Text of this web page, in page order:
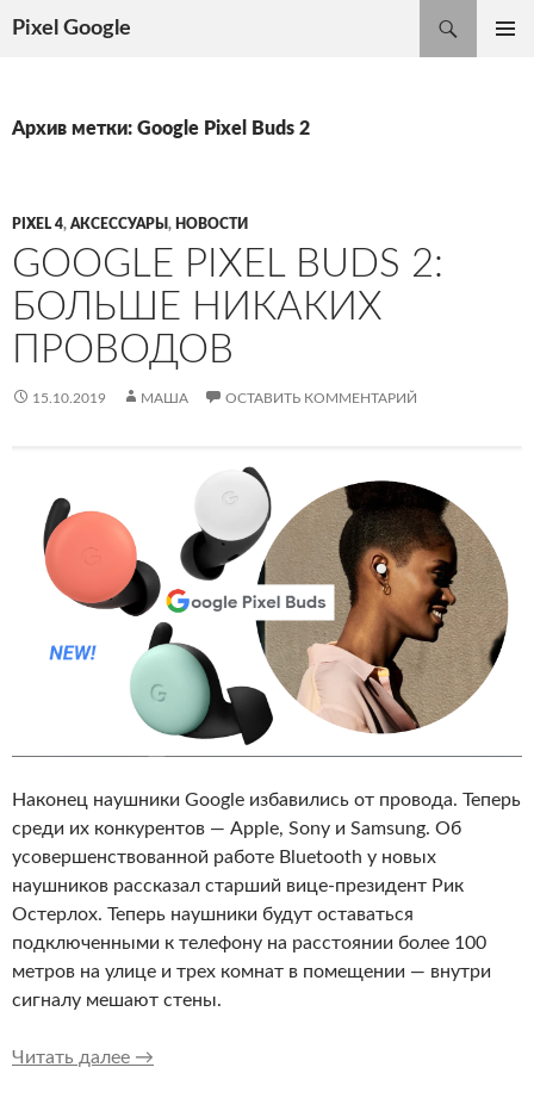
Pixel Google
Архив метки: Google Pixel Buds 2
PIXEL 4, АКСЕССУАРЫ , НОВОСТИ
GOOGLE PIXEL BUDS 2:
БОЛЬШЕ НИКАКИХ
ПРОВОДОВ
15.10.2019 МАША ОСТАВИТЬ КОММЕНТАРИЙ
Наконец наушники Google избавились от провода. Теперь
среди их конкурентов — Apple, Sony и Samsung. Об
усовершенствованной работе Bluetooth у новых
наушников рассказал старший вице-президент Рик
Остерлох. Теперь наушники будут оставаться
подключенными к телефону на расстоянии более 100
метров на улице и трех комнат в помещении — внутри
сигналу мешают стены.
Читать далее Google Pixel Buds 2: больше никаких
→